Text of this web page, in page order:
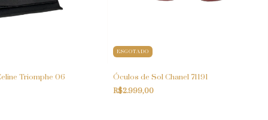
Triomphe 06
ESGOTADO
Óculos de Sol Chanel 71191
R$2.999,00